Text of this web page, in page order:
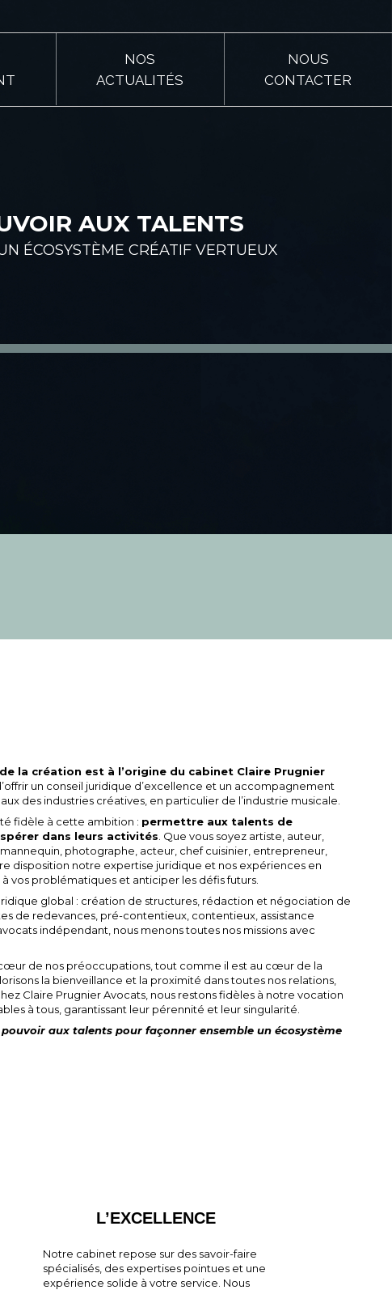
NOS
ACTUALITÉS
NOUS
CONTACTER
AUX TALENTS
ÉCOSYSTÈME CRÉATIF VERTUEUX
la création est à l’origine du cabinet Claire Prugnier
un conseil juridique d’excellence et un accompagnement
des industries créatives, en particulier de l’industrie musicale.
fidèle à cette ambition : permettre aux talents de
dans leurs activités . Que vous soyez artiste, auteur,
photographe, acteur, chef cuisinier, entrepreneur,
disposition notre expertise juridique et nos expériences en
vos problématiques et anticiper les défis futurs.
global : création de structures, rédaction et négociation de
de redevances, pré-contentieux, contentieux, assistance
indépendant, nous menons toutes nos missions avec
cœur de nos préoccupations, tout comme il est au cœur de la
la bienveillance et la proximité dans toutes nos relations,
Claire Prugnier Avocats, nous restons fidèles à notre vocation
à tous, garantissant leur pérennité et leur singularité.
aux talents pour façonner ensemble un écosystème
L’EXCELLENCE
Notre cabinet repose sur des savoir-faire
spécialisés, des expertises pointues et une
expérience solide à votre service. Nous